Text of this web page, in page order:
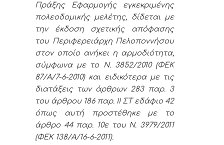
Πράξης Εφαρμογής εγκεκριμένης
πολεοδομικής μελέτης, δίδεται με
την έκδοση σχετικής απόφασης
του Περιφερειάρχη Πελοποννήσου
στον οποίο ανήκει η αρμοδιότητα,
σύμφωνα με το Ν. 3852/2010 (ΦΕΚ
87/Α/7-6-2010) και ειδικότερα με τις
διατάξεις των άρθρων 283 παρ. 3
του άρθρου 186 παρ. ΙΙ ΣΤ εδάφιο 42
όπως αυτή προστέθηκε με το
άρθρο 44 παρ. 10ε του Ν. 3979/2011
(ΦΕΚ 138/Α/16-6-2011).